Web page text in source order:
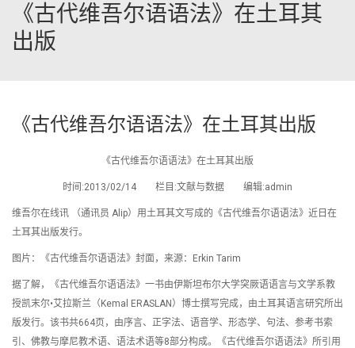
《古代维吾尔语语法》在土耳其
出版
《古代维吾尔语语法》在土耳其出版
《古代维吾尔语语法》在土耳其出版
时间:2013/02/14 栏目:文献与数据 编辑:admin
维吾尔在线讯 （通讯员 Alip）用土耳其文写成的《古代维吾尔语语法》近日在
土耳其出版发行。
图片：《古代维吾尔语语法》封面，来源：Erkin Tarim
据了解，《古代维吾尔语语法》一书由伊斯坦布尔大学突厥语语言与文学系教
授凯末尔•艾拉斯兰（Kemal ERASLAN）博士撰写完成，由土耳其语言研究所出
版发行。该书共664页，由序言、正字法、语音学、形态学、句法、参考书索
引、佛教与摩尼教术语、语法术语等8部分构成。《古代维吾尔语语法》所引用